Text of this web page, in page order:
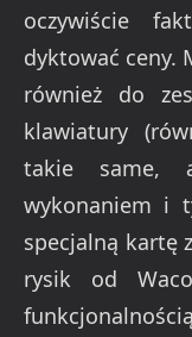
oczywiście
dyktować ceny.
również do
klawiatury
takie same,
wykonaniem i
specjalną kartę
rysik od